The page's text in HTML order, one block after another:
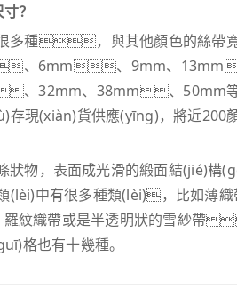
？
多種，與其他顏色的絲帶
、6mm、9mm、
32mm、38mm、50mm
存現(xiàn)貨供應(yīng)，將近
狀物，表面成光滑的緞面結(jié)
中有很多種類(lèi)，比如薄織
紋織帶或是半透明狀的雪紗帶
格也有十幾種。